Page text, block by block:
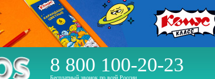
8 800 100-20-23
Бесплатный звонок по всей России